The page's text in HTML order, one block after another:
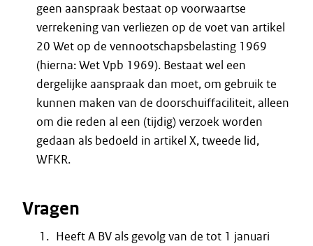
geen aanspraak bestaat op voorwaartse
verrekening van verliezen op de voet van artikel
20 Wet op de vennootschapsbelasting 1969
(hierna: Wet Vpb 1969). Bestaat wel een
dergelijke aanspraak dan moet, om gebruik te
kunnen maken van de doorschuiffaciliteit, alleen
om die reden al een (tijdig) verzoek worden
gedaan als bedoeld in artikel X, tweede lid,
WFKR.
Vragen
Heeft A BV als gevolg van de tot 1 januari